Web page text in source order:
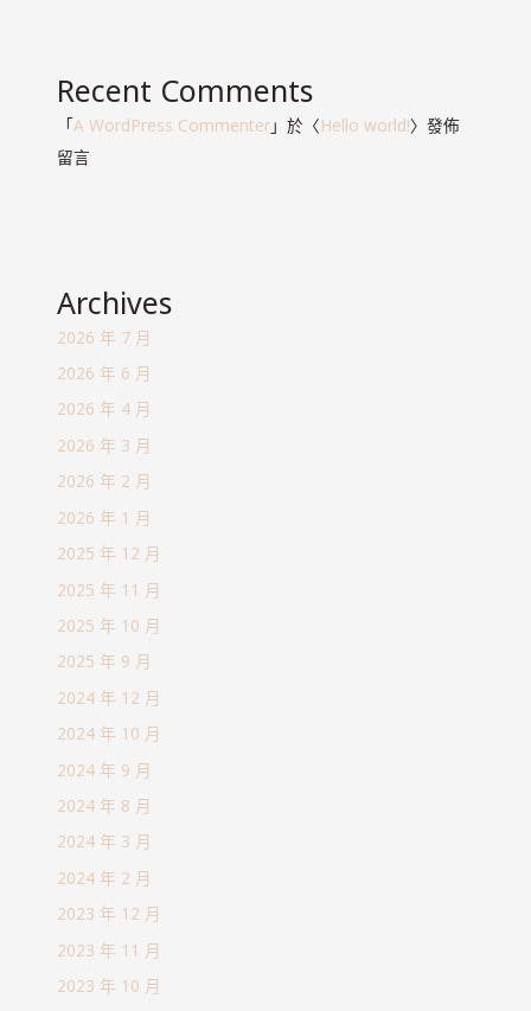
Recent Comments
「A WordPress Commenter」於〈Hello world!〉發佈
留言
Archives
2026 年 7 月
2026 年 6 月
2026 年 4 月
2026 年 3 月
2026 年 2 月
2026 年 1 月
2025 年 12 月
2025 年 11 月
2025 年 10 月
2025 年 9 月
2024 年 12 月
2024 年 10 月
2024 年 9 月
2024 年 8 月
2024 年 3 月
2024 年 2 月
2023 年 12 月
2023 年 11 月
2023 年 10 月